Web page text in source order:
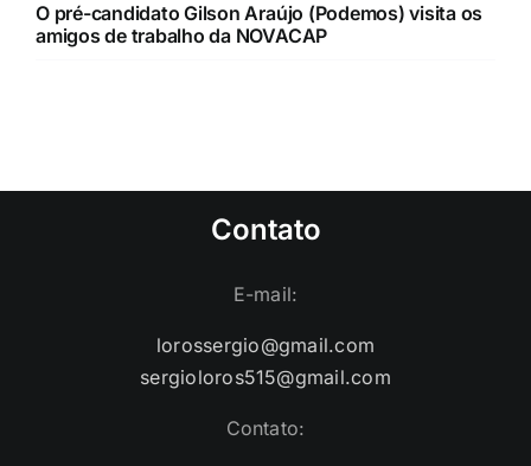
O pré-candidato Gilson Araújo (Podemos) visita os
amigos de trabalho da NOVACAP
Contato
E-mail:
lorossergio@gmail.com
sergioloros515@gmail.com
Contato: